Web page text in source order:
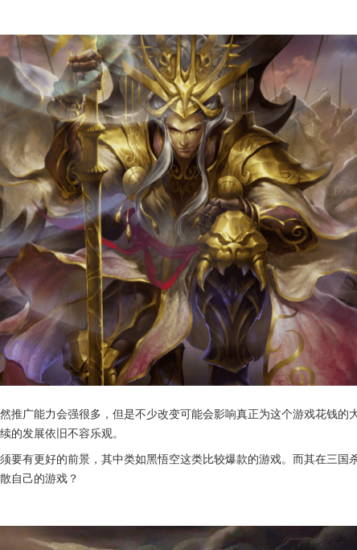
推广能力会强很多，但是不少改变可能会影响真正为这个游戏花钱的
的发展依旧不容乐观。
要有更好的前景，其中类如黑悟空这类比较爆款的游戏。而其在三国
自己的游戏？